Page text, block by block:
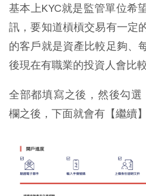
基本上KYC就是監管單位希
訊，要知道槓槓交易有一定
的客戶就是資產比較足夠、
後現在有職業的投資人會比較
全部都填寫之後，然後勾
欄之後，下面就會有【繼續